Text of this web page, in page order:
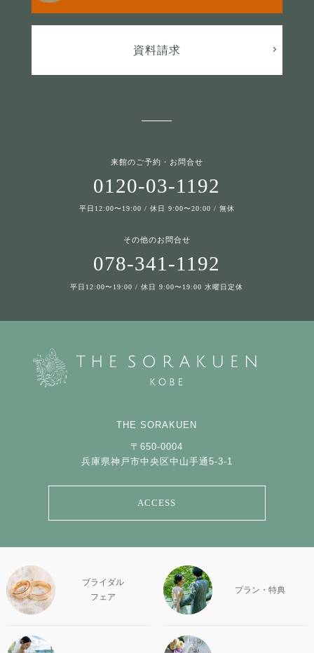
資料請求
来館のご予約・お問合せ
0120-03-1192
平日12:00〜19:00 / 休日 9:00〜20:00 / 無休
その他のお問合せ
078-341-1192
平日12:00〜19:00 / 休日 9:00〜19:00 水曜日定休
THE SORAKUEN
〒650-0004
兵庫県神戸市中央区中山手通5-3-1
ACCESS
ブライダル
フェア
プラン・特典